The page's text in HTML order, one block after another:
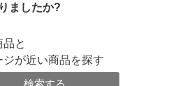
ましたか?
品と
ジが近い商品を探す
検索する